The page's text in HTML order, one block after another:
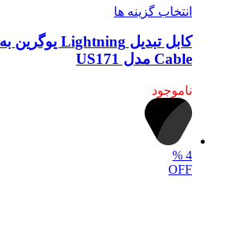
انتخاب گزینه ها
Cable مدل US171
ناموجود
4
%
OFF